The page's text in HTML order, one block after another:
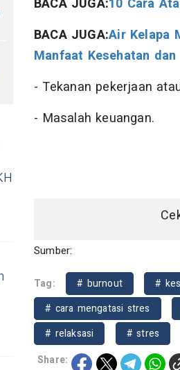
BACA JUGA:10 Cara
BACA JUGA:Air Kelapa
Manfaat Kesehatan
- Tekanan pekerjaan
- Masalah keuangan.
Sumber:
Tag: # burnout #
# cara mengatasi stres
# relaksasi
# stres
Share: